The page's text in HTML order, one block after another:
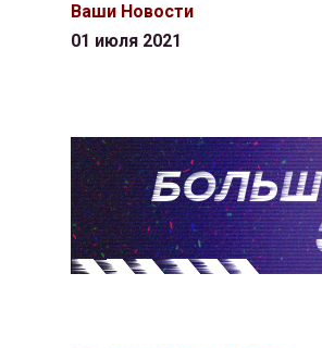
Ваши Новости
01 июля 2021